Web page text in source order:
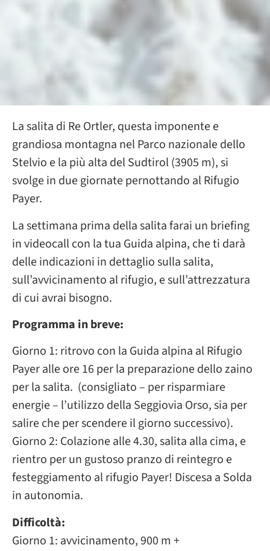
La salita di Re Ortler, questa imponente e
grandiosa montagna nel Parco nazionale dello
Stelvio e la più alta del Sudtirol (3905 m), si
svolge in due giornate pernottando al Rifugio
Payer.
La settimana prima della salita farai un briefing
in videocall con la tua Guida alpina, che ti darà
delle indicazioni in dettaglio sulla salita,
sull’avvicinamento al rifugio, e sull’attrezzatura
di cui avrai bisogno.
Programma in breve:
Giorno 1: ritrovo con la Guida alpina al Rifugio
Payer alle ore 16 per la preparazione dello zaino
per la salita. (consigliato – per risparmiare
energie – l’utilizzo della Seggiovia Orso, sia per
salire che per scendere il giorno successivo).
Giorno 2: Colazione alle 4.30, salita alla cima, e
rientro per un gustoso pranzo di reintegro e
festeggiamento al rifugio Payer! Discesa a Solda
in autonomia.
Difficoltà:
Giorno 1: avvicinamento, 900 m +